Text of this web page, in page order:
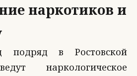
наркотиков и
подряд в Ростовской
наркологическое